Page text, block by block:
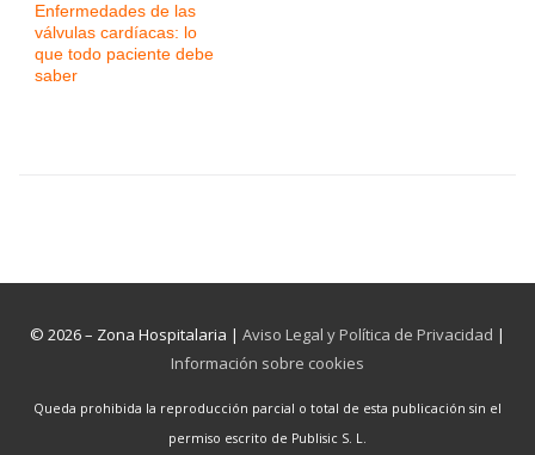
Enfermedades de las
válvulas cardíacas: lo
que todo paciente debe
saber
© 2026 – Zona Hospitalaria | Aviso Legal y Política de Privacidad |
Información sobre cookies
Queda prohibida la reproducción parcial o total de esta publicación sin el
permiso escrito de Publisic S. L.